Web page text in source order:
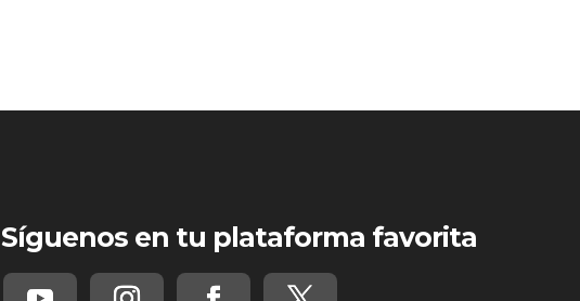
Síguenos en tu plataforma favorita